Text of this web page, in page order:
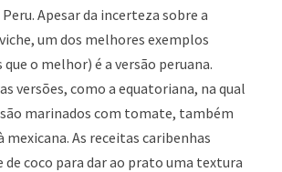
Apesar da incerteza sobre a
um dos melhores exemplos
o melhor) é a versão peruana.
versões, como a equatoriana, na qual
marinados com tomate, também
mexicana. As receitas caribenhas
coco para dar ao prato uma textura